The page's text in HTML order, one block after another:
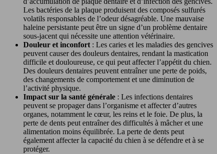
Les bactéries de la plaque produisent des composés sulfurés
volatils responsables de l’odeur désagréable. Une mauvaise
haleine persistante peut être un signe d’un problème dentaire
sous-jacent qui nécessite une attention vétérinaire.
Douleur et inconfort : Les caries et les maladies des gencives
peuvent causer des douleurs dentaires, rendant la mastication
difficile et douloureuse, ce qui peut affecter l’appétit du chien.
Des douleurs dentaires peuvent entraîner une perte de poids,
des changements de comportement et une diminution de
l’activité physique.
Impact sur la santé générale : Les infections dentaires
peuvent se propager dans l’organisme et affecter d’autres
organes, notamment le cœur, les reins et le foie. De plus, la
perte de dents peut entraîner des difficultés à mâcher et une
alimentation moins équilibrée. La perte de dents peut
également affecter la capacité du chien à se défendre et à se
protéger.